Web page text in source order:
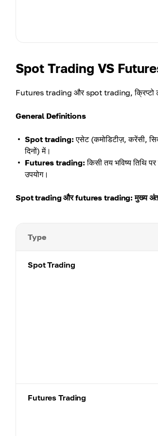
Spot Trading VS
Futures trading और spot trading, क्रिप्टो
General Definitions
Spot trading: एसेट (कमोडिटीज़, करेंसी,
दिनों) में।
Futures trading: किसी तय भविष्य तिथि
उपयोग।
Spot trading और futures trading: मुख्य
Type
Spot Trading
Futures Trading